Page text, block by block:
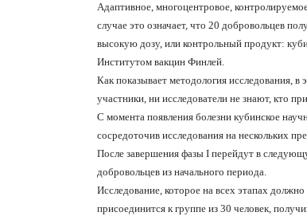
Адаптивное, многоцентровое,
случае это означает, что 20 добровольцев
высокую дозу, или контрольный продукт:
Институтом вакцин Финлей.
Как показывает методология исследования,
участники, ни исследователи не знают, кто
С момента появления болезни кубинское
сосредоточив исследования на нескольких
После завершения фазы I перейдут в
добровольцев из начального периода.
Исследование, которое на всех этапах
присоединится к группе из 30 человек,